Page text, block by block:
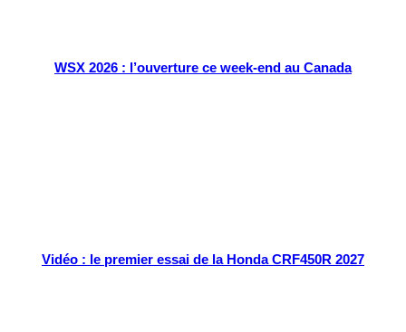
WSX 2026 : l’ouverture ce week-end au Canada
Vidéo : le premier essai de la Honda CRF450R 2027